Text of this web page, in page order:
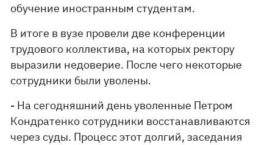
обучение иностранным студентам.
В итоге в вузе провели две конференции
трудового коллектива, на которых ректору
выразили недоверие. После чего некоторые
сотрудники были уволены.
- На сегодняшний день уволенные Петром
Кондратенко сотрудники восстанавливаются
через суды. Процесс этот долгий, заседания